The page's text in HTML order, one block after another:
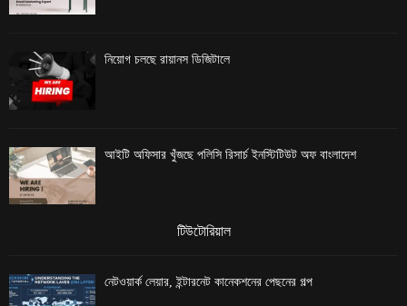
নিয়োগ চলছে রায়ানস ডিজিটালে
আইটি অফিসার খুঁজছে পলিসি রিসার্চ ইনস্টিটিউট অফ বাংলাদেশ
টিউটোরিয়াল
নেটওয়ার্ক লেয়ার, ইন্টারনেট কানেকশনের পেছনের গল্প